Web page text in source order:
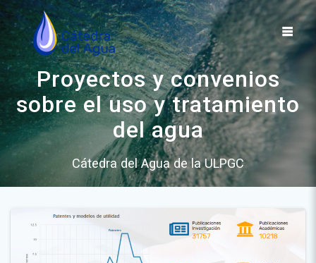
Saltar
al
contenido
Proyectos y convenios
sobre el uso y tratamiento
del agua
Cátedra del Agua de la ULPGC